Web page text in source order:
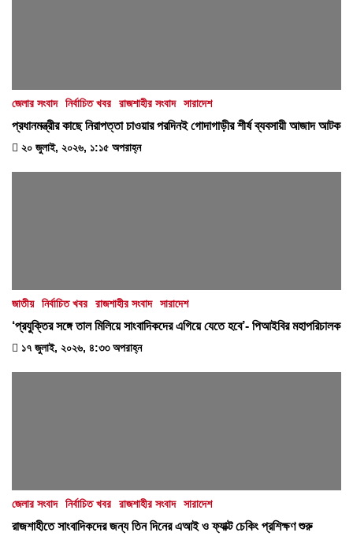
জেলার সংবাদ নির্বাচিত খবর রাজশাহীর সংবাদ সারাদেশ
প্রধানমন্ত্রীর কাছে নিরাপত্তা চাওয়ার পরদিনই গোদাগাড়ীর শীর্ষ ব্যবসায়ী আজাদ আটক
২০ জুলাই, ২০২৬, ১:১৫ অপরাহ্ন
জাতীয় নির্বাচিত খবর রাজশাহীর সংবাদ সারাদেশ
‘প্রযুক্তির সঙ্গে তাল মিলিয়ে সাংবাদিকদের এগিয়ে যেতে হবে’- পিআইবির মহাপরিচালক
১৭ জুলাই, ২০২৬, ৪:৩৩ অপরাহ্ন
জেলার সংবাদ নির্বাচিত খবর রাজশাহীর সংবাদ সারাদেশ
রাজশাহীতে সাংবাদিকদের জন্য তিন দিনের এআই ও ফ্যাক্ট চেকিং প্রশিক্ষণ শুরু